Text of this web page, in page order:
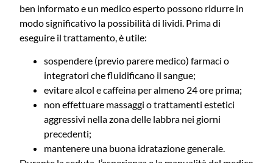
ben informato e un medico esperto possono ridurre in
modo significativo la possibilità di lividi. Prima di
eseguire il trattamento, è utile:
sospendere (previo parere medico) farmaci o
integratori che fluidificano il sangue;
evitare alcol e caffeina per almeno 24 ore prima;
non effettuare massaggi o trattamenti estetici
aggressivi nella zona delle labbra nei giorni
precedenti;
mantenere una buona idratazione generale.